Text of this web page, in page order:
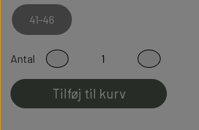
Modstandsdygtige over for slid
Sidder perfekt på foden
Fladsømmet for ekstra god komfort
41-46
Antal
Tilføj til kurv